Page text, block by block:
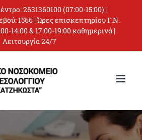
2631360100(07:00-15:00) |
1566| Ώρες επισκεπτηρίου Γ.Ν.
14:00 & 17:00-19:00 καθημερινά |
Λειτουργία 24/7